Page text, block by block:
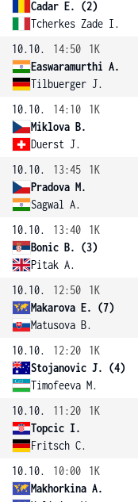
Cadar E. (2)
Tcherkes Zade I.
10.10.
14:50
1K
Easwaramurthi A.
Tilbuerger J.
10.10.
14:10
1K
Miklova B.
Duerst J.
10.10.
13:45
1K
Pradova M.
Sagwal A.
10.10.
13:40
1K
Bonic B. (3)
Pitak A.
10.10. 12:50
1K
Makarova E. (7)
Matusova B.
10.10.
12:20
1K
Stojanovic J. (4)
Timofeeva M.
10.10.
11:20
1K
Topcic I.
Fritsch C.
10.10.
10:00
1K
Makhorkina A.